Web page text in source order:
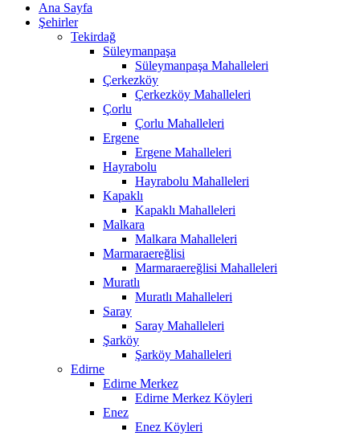
Ana Sayfa
Şehirler
Tekirdağ
Süleymanpaşa
Süleymanpaşa Mahalleleri
Çerkezköy
Çerkezköy Mahalleleri
Çorlu
Çorlu Mahalleleri
Ergene
Ergene Mahalleleri
Hayrabolu
Hayrabolu Mahalleleri
Kapaklı
Kapaklı Mahalleleri
Malkara
Malkara Mahalleleri
Marmaraereğlisi
Marmaraereğlisi Mahalleleri
Muratlı
Muratlı Mahalleleri
Saray
Saray Mahalleleri
Şarköy
Şarköy Mahalleleri
Edirne
Edirne Merkez
Edirne Merkez Köyleri
Enez
Enez Köyleri